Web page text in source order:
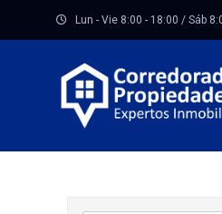
Lun - Vie 8:00 - 18:00 / Sáb